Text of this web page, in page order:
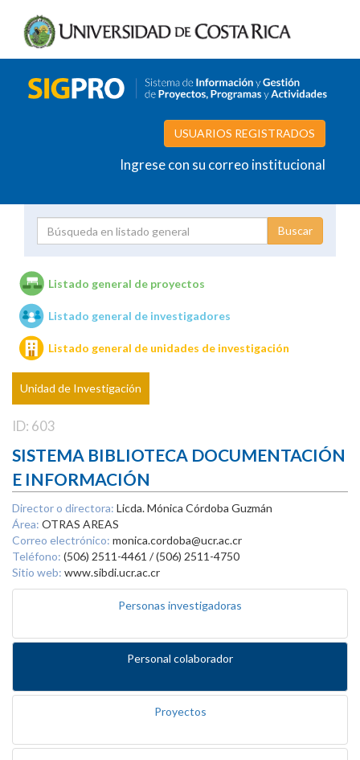
USUARIOS REGISTRADOS
Ingrese con su correo institucional
Unidades de investigación
Listado general de proyectos
Listado general de investigadores
Listado general de unidades de investigación
Unidad de Investigación
ID: 603
SISTEMA BIBLIOTECA DOCUMENTACIÓN
E INFORMACIÓN
Director o directora: Licda. Mónica Córdoba Guzmán
Área: OTRAS AREAS
Correo electrónico: monica.cordoba@ucr.ac.cr
Teléfono: (506) 2511-4461 / (506) 2511-4750
Sitio web: www.sibdi.ucr.ac.cr
Personas investigadoras
Personal colaborador
Proyectos